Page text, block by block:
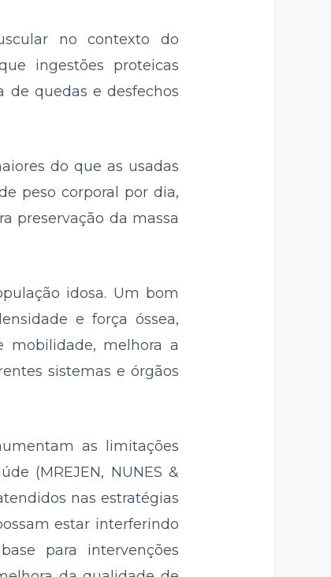
no contexto do
ingestões proteicas
de quedas e desfechos
do que as usadas
peso corporal por dia,
preservação da massa
idosa. Um bom
e força óssea,
mobilidade, melhora a
sistemas e órgãos
as limitações
(MREJEN, NUNES &
nas estratégias
estar interferindo
para intervenções